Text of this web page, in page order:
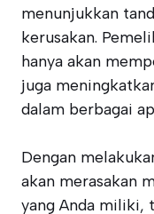
menunjukkan
kerusakan.
hanya akan
juga
dalam berbagai
Dengan
akan merasakan
yang Anda miliki,